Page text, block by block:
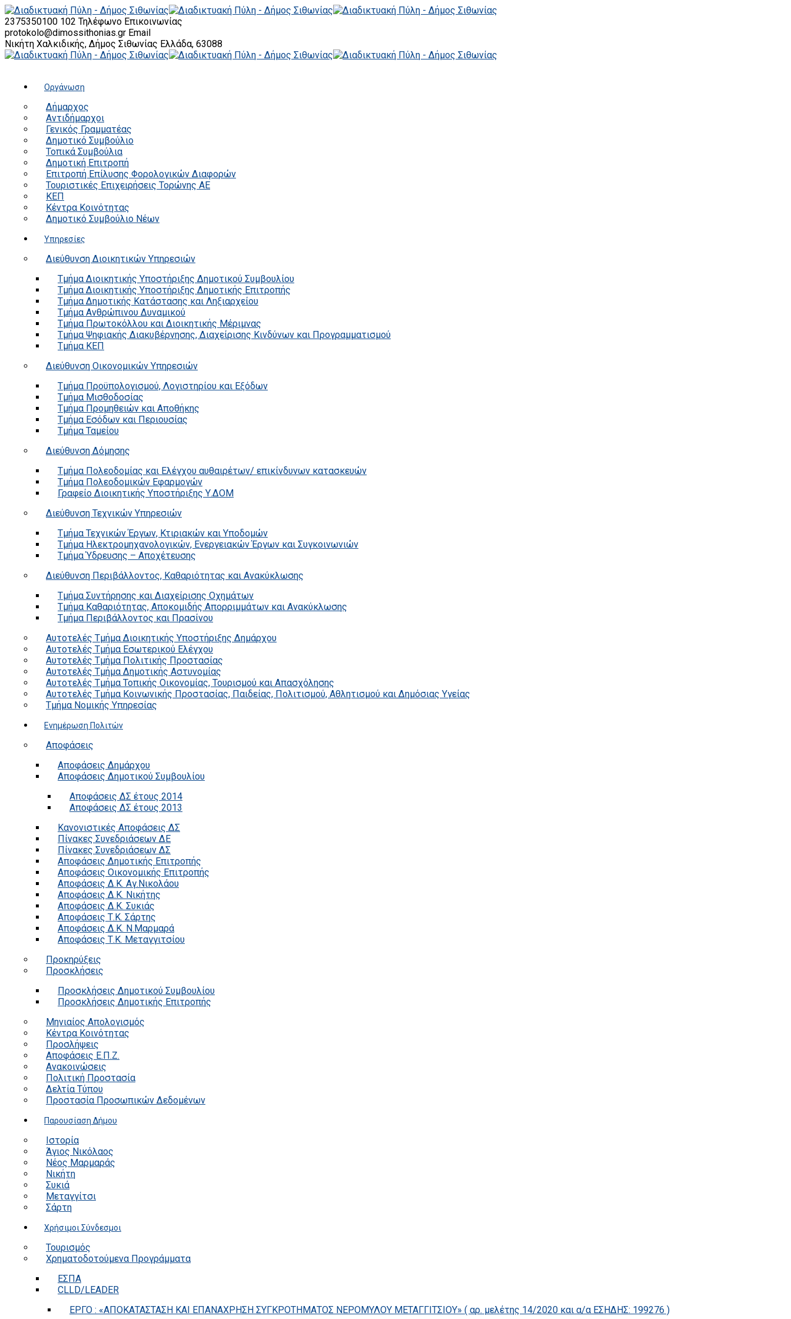
2375350100 102 Τηλέφωνο Επικοινωνίας
protokolo@dimossithonias.gr Email
Νικήτη Χαλκιδικής, Δήμος Σιθωνίας Ελλάδα, 63088
Οργάνωση
Δήμαρχος
Αντιδήμαρχοι
Γενικός Γραμματέας
Δημοτικό Συμβούλιο
Τοπικά Συμβούλια
Δημοτική Επιτροπή
Επιτροπή Επίλυσης Φορολογικών Διαφορών
Τουριστικές Επιχειρήσεις Τορώνης ΑΕ
ΚΕΠ
Κέντρα Κοινότητας
Δημοτικό Συμβούλιο Νέων
Υπηρεσίες
Διεύθυνση Διοικητικών Υπηρεσιών
Τμήμα Διοικητικής Υποστήριξης Δημοτικού Συμβουλίου
Τμήμα Διοικητικής Υποστήριξης Δημοτικής Επιτροπής
Τμήμα Δημοτικής Κατάστασης και Ληξιαρχείου
Τμήμα Ανθρώπινου Δυναμικού
Τμήμα Πρωτοκόλλου και Διοικητικής Μέριμνας
Τμήμα Ψηφιακής Διακυβέρνησης, Διαχείρισης Κινδύνων και Προγραμματισμού
Τμήμα ΚΕΠ
Διεύθυνση Οικονομικών Υπηρεσιών
Τμήμα Προϋπολογισμού, Λογιστηρίου και Εξόδων
Τμήμα Μισθοδοσίας
Τμήμα Προμηθειών και Αποθήκης
Τμήμα Εσόδων και Περιουσίας
Τμήμα Ταμείου
Διεύθυνση Δόμησης
Τμήμα Πολεοδομίας και Ελέγχου αυθαιρέτων/ επικίνδυνων κατασκευών
Τμήμα Πολεοδομικών Εφαρμογών
Γραφείο Διοικητικής Υποστήριξης Υ.ΔΟΜ
Διεύθυνση Τεχνικών Υπηρεσιών
Τμήμα Τεχνικών Έργων, Κτιριακών και Υποδομών
Τμήμα Ηλεκτρομηχανολογικών, Ενεργειακών Έργων και Συγκοινωνιών
Τμήμα Ύδρευσης – Αποχέτευσης
Διεύθυνση Περιβάλλοντος, Καθαριότητας και Ανακύκλωσης
Τμήμα Συντήρησης και Διαχείρισης Οχημάτων
Τμήμα Καθαριότητας, Αποκομιδής Απορριμμάτων και Ανακύκλωσης
Τμήμα Περιβάλλοντος και Πρασίνου
Αυτοτελές Τμήμα Διοικητικής Υποστήριξης Δημάρχου
Αυτοτελές Τμήμα Εσωτερικού Ελέγχου
Αυτοτελές Τμήμα Πολιτικής Προστασίας
Αυτοτελές Τμήμα Δημοτικής Αστυνομίας
Αυτοτελές Τμήμα Τοπικής Οικονομίας, Τουρισμού και Απασχόλησης
Αυτοτελές Τμήμα Κοινωνικής Προστασίας, Παιδείας, Πολιτισμού, Αθλητισμού και Δημόσιας Υγείας
Τμήμα Νομικής Υπηρεσίας
Ενημέρωση Πολιτών
Αποφάσεις
Αποφάσεις Δημάρχου
Αποφάσεις Δημοτικού Συμβουλίου
Αποφάσεις ΔΣ έτους 2014
Αποφάσεις ΔΣ έτους 2013
Κανονιστικές Αποφάσεις ΔΣ
Πίνακες Συνεδριάσεων ΔΕ
Πίνακες Συνεδριάσεων ΔΣ
Αποφάσεις Δημοτικής Επιτροπής
Αποφάσεις Οικονομικής Επιτροπής
Αποφάσεις Δ.Κ. Αγ.Νικολάου
Αποφάσεις Δ.Κ. Νικήτης
Αποφάσεις Δ.Κ. Συκιάς
Αποφάσεις Τ.Κ. Σάρτης
Αποφάσεις Δ.Κ. Ν.Μαρμαρά
Αποφάσεις Τ.Κ. Μεταγγιτσίου
Προκηρύξεις
Προσκλήσεις
Προσκλήσεις Δημοτικού Συμβουλίου
Προσκλήσεις Δημοτικής Επιτροπής
Μηνιαίος Απολογισμός
Κέντρα Κοινότητας
Προσλήψεις
Αποφάσεις Ε.Π.Ζ.
Ανακοινώσεις
Πολιτική Προστασία
Δελτία Τύπου
Προστασία Προσωπικών Δεδομένων
Παρουσίαση Δήμου
Ιστορία
Άγιος Νικόλαος
Νέος Μαρμαράς
Νικήτη
Συκιά
Μεταγγίτσι
Σάρτη
Χρήσιμοι Σύνδεσμοι
Τουρισμός
Χρηματοδοτούμενα Προγράμματα
ΕΣΠΑ
CLLD/LEADER
ΕΡΓΟ : «ΑΠΟΚΑΤΑΣΤΑΣΗ ΚΑΙ ΕΠΑΝΑΧΡΗΣΗ ΣΥΓΚΡΟΤΗΜΑΤΟΣ ΝΕΡΟΜΥΛΟΥ ΜΕΤΑΓΓΙΤΣΙΟΥ» ( αρ. μελέτης 14/2020 και α/α ΕΣΗΔΗΣ: 199276 )